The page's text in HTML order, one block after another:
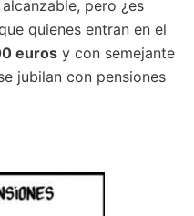
pero ¿es
quienes entran en el
euros y con semejante
jubilan con pensiones